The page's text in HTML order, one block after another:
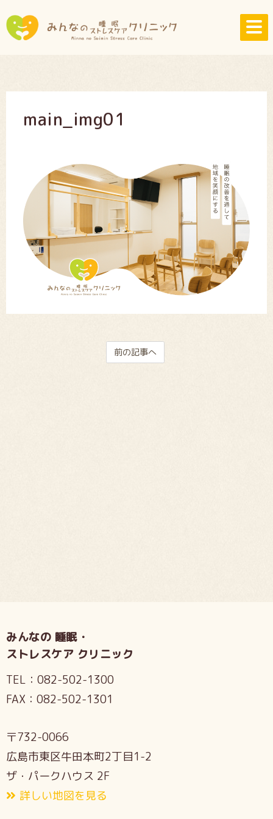
main_img01
前の記事へ
みんなの 睡眠・
ストレスケア クリニック
TEL： 082-502-1300
FAX： 082-502-1301
〒732-0066
広島市東区牛田本町2丁目1-2
ザ・パークハウス 2F
詳しい地図を見る